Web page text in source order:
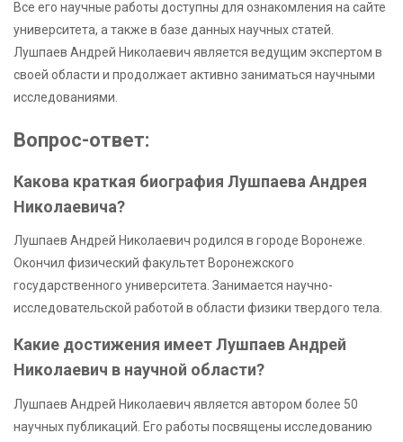
Все его научные работы доступны для ознакомления на сайте
университета, а также в базе данных научных статей.
Лушпаев Андрей Николаевич является ведущим экспертом в
своей области и продолжает активно заниматься научными
исследованиями.
Вопрос-ответ:
Какова краткая биография Лушпаева Андрея
Николаевича?
Лушпаев Андрей Николаевич родился в городе Воронеже.
Окончил физический факультет Воронежского
государственного университета. Занимается научно-
исследовательской работой в области физики твердого тела.
Какие достижения имеет Лушпаев Андрей
Николаевич в научной области?
Лушпаев Андрей Николаевич является автором более 50
научных публикаций. Его работы посвящены исследованию